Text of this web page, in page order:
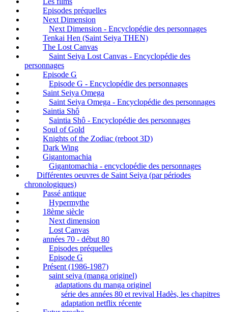
Episodes préquelles
Next Dimension
Next Dimension - Encyclopédie des personnages
Tenkai Hen (Saint Seiya THEN)
The Lost Canvas
Saint Seiya Lost Canvas - Encyclopédie des
personnages
Episode G
Episode G - Encyclopédie des personnages
Saint Seiya Omega
Saint Seiya Omega - Encyclopédie des personnages
Saintia Shô
Saintia Shô - Encyclopédie des personnages
Soul of Gold
Knights of the Zodiac (reboot 3D)
Dark Wing
Gigantomachia
Gigantomachia - encyclopédie des personnages
Différentes oeuvres de Saint Seiya (par périodes
chronologiques)
Passé antique
Hypermythe
18ème siècle
Next dimension
Lost Canvas
années 70 - début 80
Episodes préquelles
Episode G
Présent (1986-1987)
saint seiya (manga originel)
adaptations du manga originel
série des années 80 et revival Hadès, les chapitres
adaptation netflix récente